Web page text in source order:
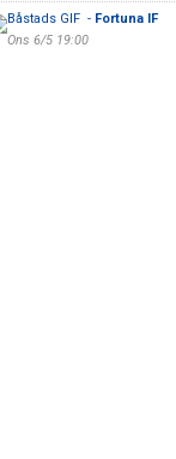
Båstads GIF - Fortuna IF
Ons 6/5 19:00